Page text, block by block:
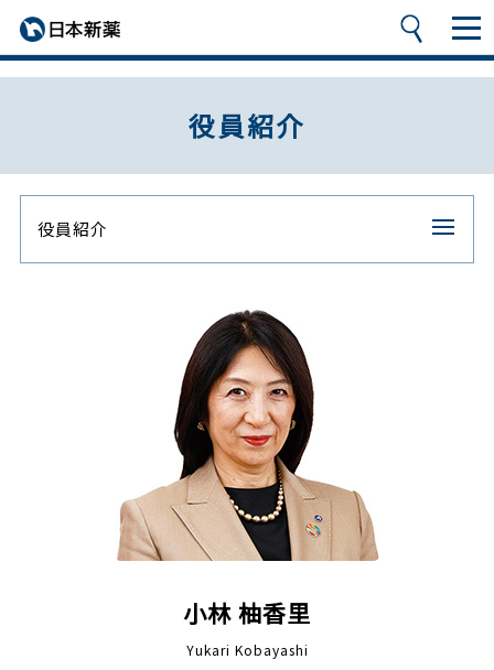
役員紹介
役員紹介
小林 柚香里
Yukari Kobayashi